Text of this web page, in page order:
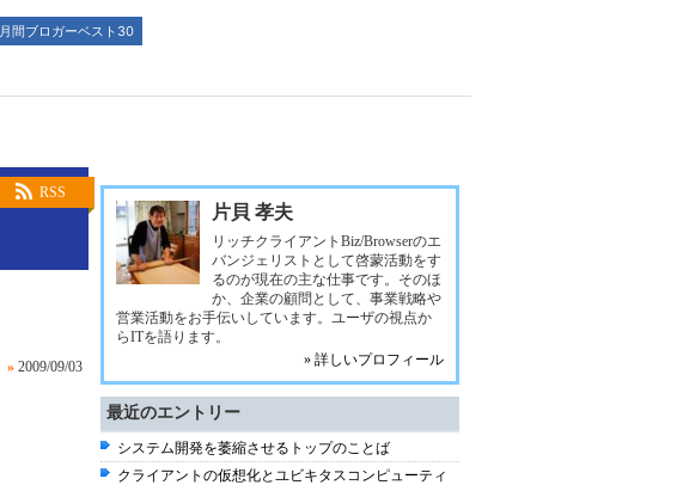
月間ブロガーベスト30
RSS
» 2009/09/03
片貝 孝夫
リッチクライアントBiz/Browserのエ
バンジェリストとして啓蒙活動をす
るのが現在の主な仕事です。そのほ
か、企業の顧問として、事業戦略や
営業活動をお手伝いしています。ユーザの視点か
らITを語ります。
» 詳しいプロフィール
最近のエントリー
システム開発を萎縮させるトップのことば
クライアントの仮想化とユビキタスコンピューティ